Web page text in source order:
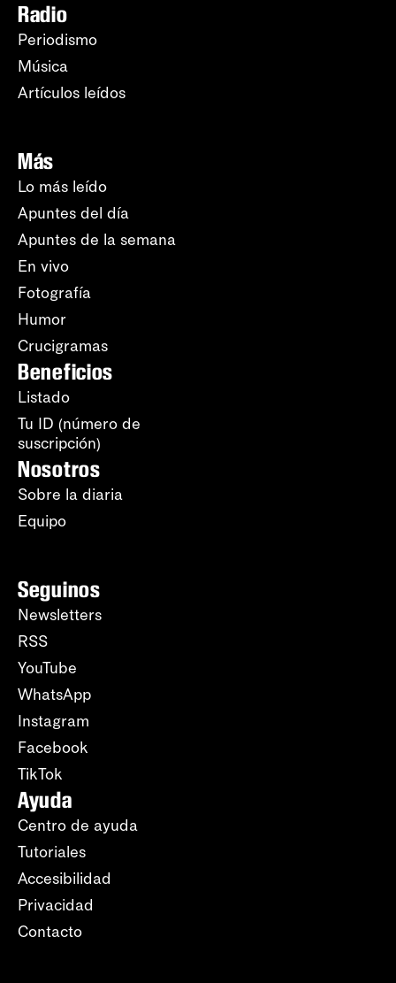
Radio
Periodismo
Música
Artículos leídos
Más
Lo más leído
Apuntes del día
Apuntes de la semana
En vivo
Fotografía
Humor
Crucigramas
Beneficios
Listado
Tu ID (número de
suscripción)
Nosotros
Sobre la diaria
Equipo
Seguinos
Newsletters
RSS
YouTube
WhatsApp
Instagram
Facebook
TikTok
Ayuda
Centro de ayuda
Tutoriales
Accesibilidad
Privacidad
Contacto